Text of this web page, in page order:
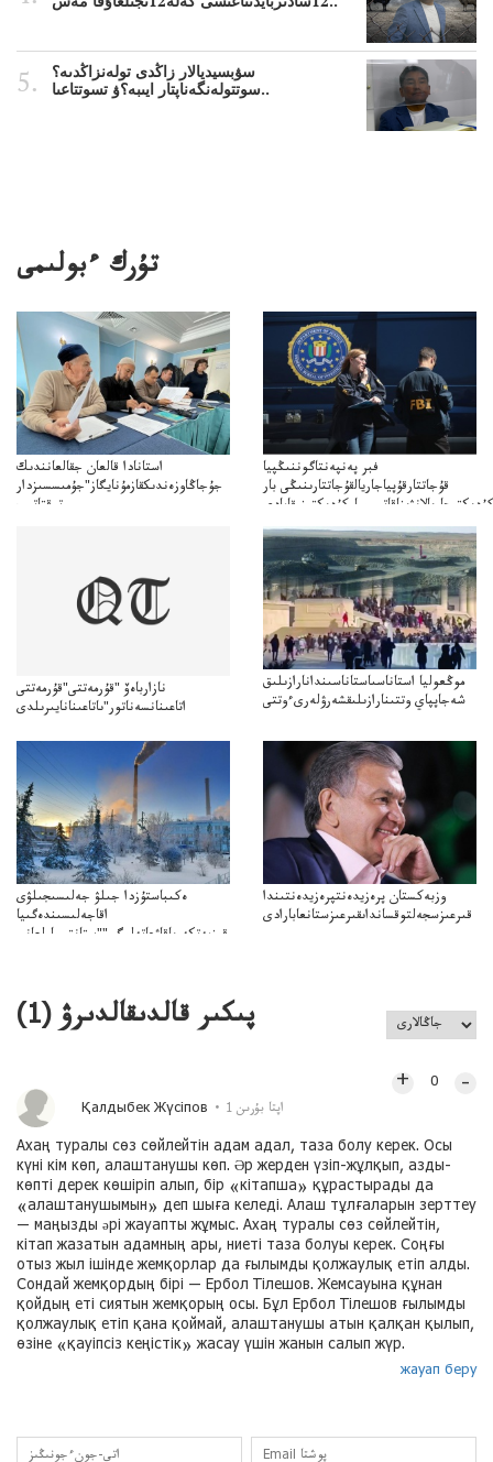
سۋبسيديالار زاڭدى تولەنزاڭدىە؟
سوتتولەنگەناپتار ايىبە؟ۋ تسوتتاعىا..
تۇرك ءبولىمى
استانادا قالعان جقالعانندىك
جۇجاڭاوزەندىكقازمۇنايگاز"جۇمىسسىزدار
توقتاتىپ
تا"قازمۇنايگاز"كەلىسسوزدىتوقتاتىپتاستادىدەيدى
فبر پەنپەنتاگوننىڭپيا
قۇجاتتارقۇپياجاريالقۇجاتتارىنىڭى بار
كۇدىكتىجاريالانۋىناقاتىسىباركۇدىكتىنىقامادى
نازارباەۆ "قۇرمەتتى"قۇرمەتتى
اتاعىنانسەناتور"ىاتاعىنانايىرىلدى
موڭعوليا استاناسىاستاناسىندانارازىلىق
شەجاپپاي وتتىنارازىلىقشەرۋلەرىءوتتى
ەكىباستۇزدا جىلۋ جەلىسىجىلۋى
اقاجەلىسىندەگىيا
قىزمەتكەرىاقاۋعاتەلىگى""ستانتسياولعانى
وزبەكستان پرەزيدەنتپرەزيدەنتىندا
قىرعىزسجەلتوقسانداىقىرعىزستانعابارادى
پىكىر قالدىقالدىرۋ (1
)
Қалдыбек Жүсіпов 1 اپتا بۇرىن
+ 0 –
Ахаң туралы сөз сөйлейтін адам адал, таза болу керек. Осы
күні кім көп, алаштанушы көп. Әр жерден үзіп-жұлқып, азды-
көпті дерек көшіріп алып, бір «кітапша» құрастырады да
«алаштанушымын» деп шыға келеді. Алаш тұлғаларын зерттеу
— маңызды әрі жауапты жұмыс. Ахаң туралы сөз сөйлейтін,
кітап жазатын адамның ары, ниеті таза болуы керек. Соңғы
отыз жыл ішінде жемқорлар да ғылымды қолжаулық етіп алды.
Сондай жемқордың бірі — Ербол Тілешов. Жемсауына құнан
қойдың еті сиятын жемқорың осы. Бұл Ербол Тілешов ғылымды
қолжаулық етіп қана қоймай, алаштанушы атын қалқан қылып,
өзіне «қауіпсіз кеңістік» жасау үшін жанын салып жүр.
жауап беру